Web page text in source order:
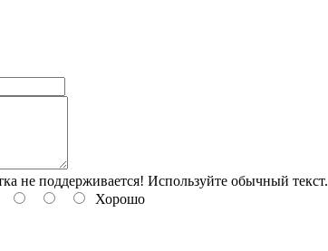
не поддерживается! Используйте обычный текст.
Хорошо